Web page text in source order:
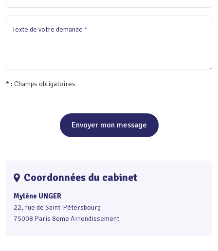
Texte de votre demande *
* : Champs obligatoires
Envoyer mon message
Coordonnées du cabinet
Mylène UNGER
22, rue de Saint-Pétersbourg
75008 Paris 8eme Arrondissement